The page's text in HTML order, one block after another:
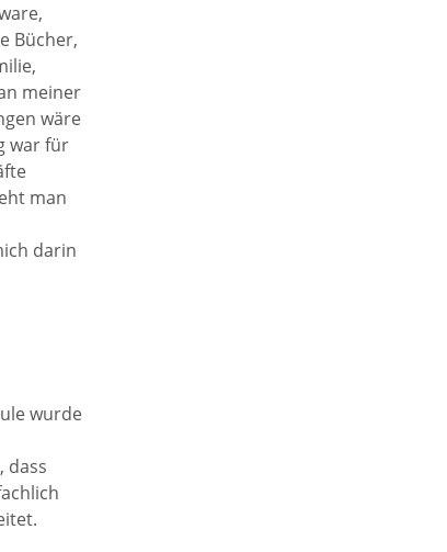
Bücher,
meiner
wäre
war für
man
darin
wurde
dass